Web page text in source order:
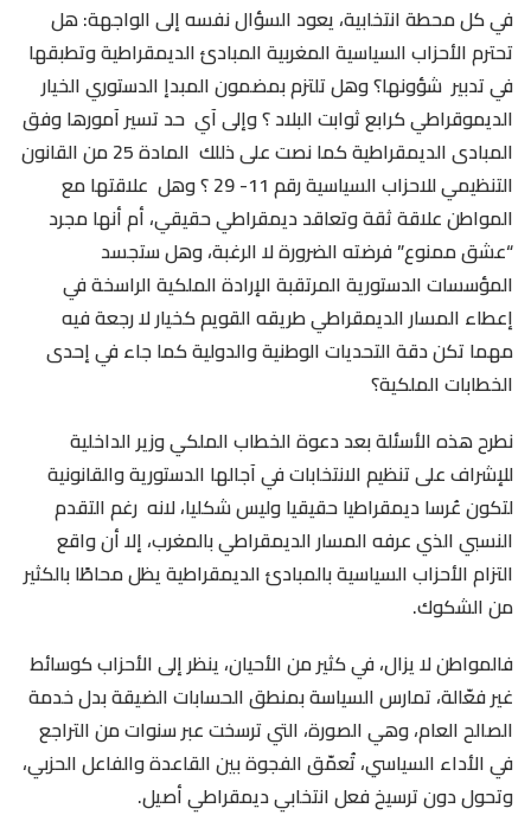
في كل محطة انتخابية، يعود السؤال نفسه إلى الواجهة: هل
تحترم الأحزاب السياسية المغربية المبادئ الديمقراطية وتطبقها
في تدبير شؤونها؟ وهل تلتزم بمضمون المبدإ الدستوري الخيار
الديموقراطي كرابع ثوابت البلاد ؟ وإلى آي حد تسير آمورها وفق
المبادى الديمقراطية كما نصت على ذللك المادة 25 من القانون
التنظيمي للاحزاب السياسية رقم 11- 29 ؟ وهل علاقتها مع
المواطن علاقة ثقة وتعاقد ديمقراطي حقيقي، أم أنها مجرد
“عشق ممنوع” فرضته الضرورة لا الرغبة، وهل ستجسد
المؤسسات الدستورية المرتقبة الإرادة الملكية الراسخة في
إعطاء المسار الديمقراطي طريقه القويم كخيار لا رجعة فيه
مهما تكن دقة التحديات الوطنية والدولية كما جاء في إحدى
الخطابات الملكية؟
نطرح هذه الأسئلة بعد دعوة الخطاب الملكي وزير الداخلية
للإشراف على تنظيم الانتخابات في آجالها الدستورية والقانونية
لتكون عُرسا ديمقراطيا حقيقيا وليس شكليا، لانه رغم التقدم
النسبي الذي عرفه المسار الديمقراطي بالمغرب، إلا أن واقع
التزام الأحزاب السياسية بالمبادئ الديمقراطية يظل محاطًا بالكثير
من الشكوك.
فالمواطن لا يزال، في كثير من الأحيان، ينظر إلى الأحزاب كوسائط
غير فعّالة، تمارس السياسة بمنطق الحسابات الضيقة بدل خدمة
الصالح العام، وهي الصورة، التي ترسخت عبر سنوات من التراجع
في الأداء السياسي، تُعمّق الفجوة بين القاعدة والفاعل الحزبي،
وتحول دون ترسيخ فعل انتخابي ديمقراطي أصيل.